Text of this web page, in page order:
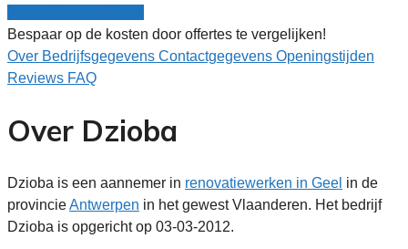
Bespaar op de kosten door offertes te vergelijken!
Over Bedrijfsgegevens Contactgegevens Openingstijden
Reviews FAQ
Over Dzioba
Dzioba is een aannemer in renovatiewerken in Geel in de
provincieAntwerpen in het gewest Vlaanderen. Het bedrijf
Dzioba is opgericht op 03-03-2012.